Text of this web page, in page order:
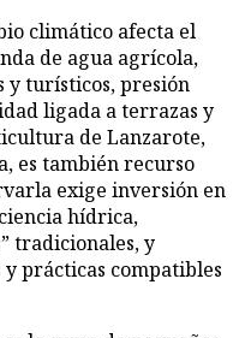
climático afecta el
de agua agrícola,
y turísticos, presión
ligada a terrazas y
de Lanzarote,
es también recurso
exige inversión en
hídrica,
tradicionales, y
prácticas compatibles